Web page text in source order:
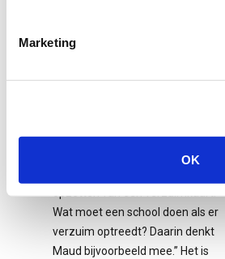
Marketing
OK
We kunnen elkaar beter vinden.”
een voorbeeld te geven. Een tijdje
terug maakten we afspraken met
Wat moet een school doen als er
verzuim optreedt? Daarin denkt
Maud bijvoorbeeld mee.” Het is